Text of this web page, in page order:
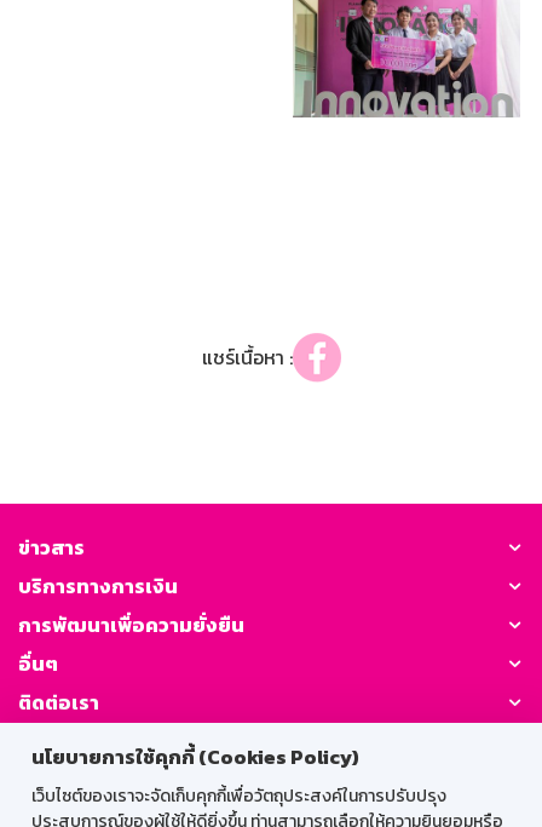
นโยบายการใช้คุกกี้ (Cookies Policy)
เว็บไซต์ของเราจะจัดเก็บคุกกี้เพื่อวัตถุประสงค์ในการปรับปรุง
ประสบการณ์ของผู้ใช้ให้ดียิ่งขึ้น ท่านสามารถเลือกให้ความยินยอมหรือ
แชร์เนื้อหา :
ข่าวสาร
บริการทางการเงิน
การพัฒนาเพื่อความยั่งยืน
อื่นๆ
ติดต่อเรา
GSB Society: